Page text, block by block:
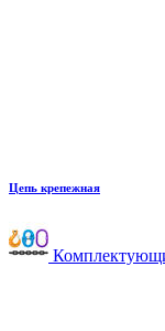
Цепь крепежная